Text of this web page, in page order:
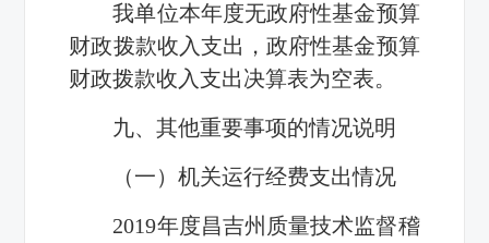
我单位本年度无政府性基金预算
财政拨款收入支出，政府性基金预算
财政拨款收入支出决算表为空表。
九、其他重要事项的情况说明
（一）机关运行经费支出情况
2019年度昌吉州质量技术监督稽